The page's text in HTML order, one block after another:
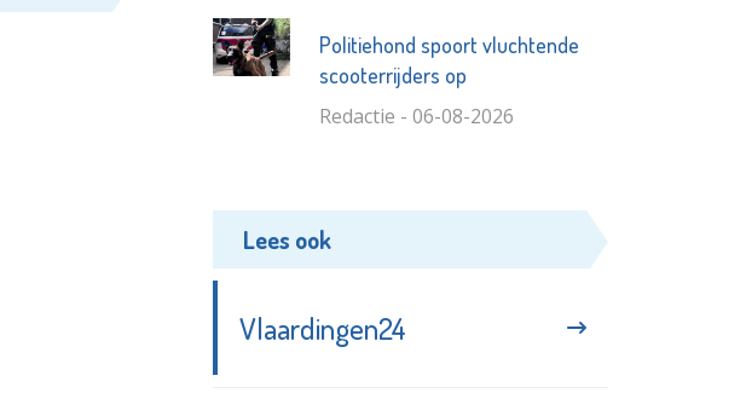
Politiehond spoort vluchtende
scooterrijders op
Redactie - 06-08-2026
Lees ook
Vlaardingen24